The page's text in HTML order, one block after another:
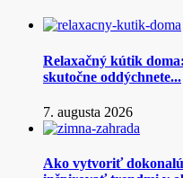
Relaxačný kútik
skutočne oddýchnete...
7. augusta 2026
Ako vytvoriť